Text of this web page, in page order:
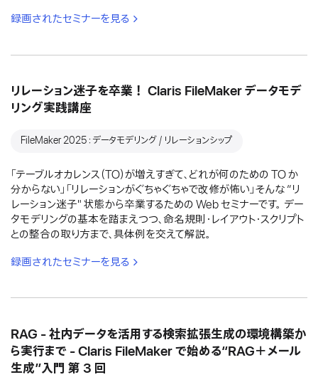
録画されたセミナーを見る
リレーション迷子を卒業！ Claris FileMaker データモデ
リング実践講座
FileMaker 2025：データモデリング / リレーションシップ
「テーブルオカレンス（TO）が増えすぎて、どれが何のための TO か
分からない」「リレーションがぐちゃぐちゃで改修が怖い」そんな “リ
レーション迷子" 状態から卒業するための Web セミナーです。 デー
タモデリングの基本を踏まえつつ、命名規則・レイアウト・スクリプト
との整合の取り方まで、具体例を交えて解説。
録画されたセミナーを見る
RAG - 社内データを活用する検索拡張生成の環境構築か
ら実行まで - Claris FileMaker で始める“RAG＋メール
生成”入門 第 3 回